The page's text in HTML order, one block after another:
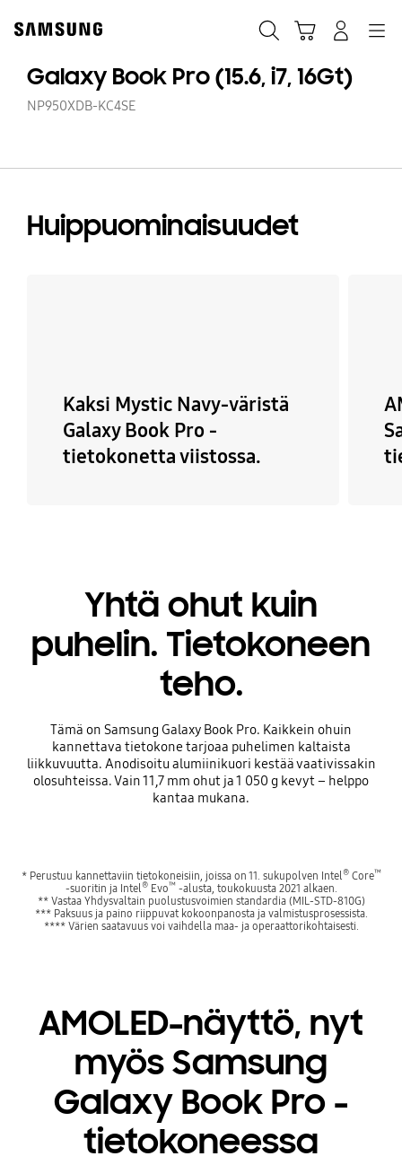
content
Galaxy Book Pro (15.6, i7, 16Gt)
NP950XDB-KC4SE
Huippuominaisuudet
Kaksi Mystic Navy-väristä
Galaxy Book Pro -
tietokonetta viistossa.
Yhtä ohut kuin
puhelin. Tietokoneen
teho.
Tämä on Samsung Galaxy Book Pro. Kaikkein ohuin
kannettava tietokone tarjoaa puhelimen kaltaista
liikkuvuutta. Anodisoitu alumiinikuori kestää vaativissakin
olosuhteissa. Vain 11,7 mm ohut ja 1 050 g kevyt – helppo
kantaa mukana.
* Perustuu kannettaviin tietokoneisiin, joissa on 11. sukupolven Intel®Core™
-suoritin ja Intel®Evo™-alusta, toukokuusta 2021 alkaen.
** Vastaa Yhdysvaltain puolustusvoimien standardia (MIL-STD-810G)
*** Paksuus ja paino riippuvat kokoonpanosta ja valmistusprosessista.
**** Värien saatavuus voi vaihdella maa- ja operaattorikohtaisesti.
AMOLED-näyttö, nyt
myös Samsung
Galaxy Book Pro -
tietokoneessa